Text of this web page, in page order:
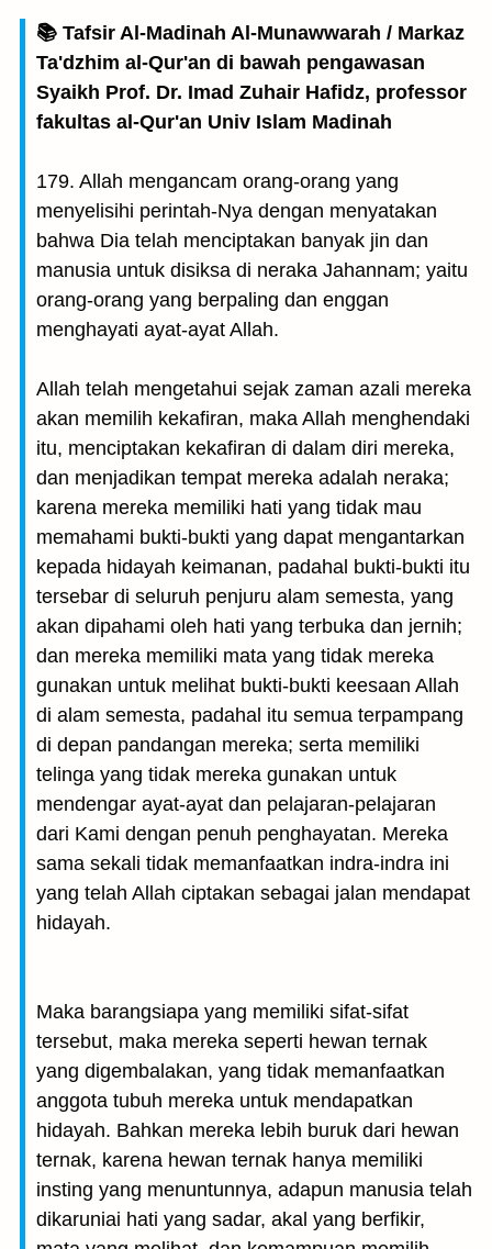
📚 Tafsir Al-Madinah Al-Munawwarah / Markaz
Ta'dzhim al-Qur'an di bawah pengawasan
Syaikh Prof. Dr. Imad Zuhair Hafidz, professor
fakultas al-Qur'an Univ Islam Madinah
179. Allah mengancam orang-orang yang
menyelisihi perintah-Nya dengan menyatakan
bahwa Dia telah menciptakan banyak jin dan
manusia untuk disiksa di neraka Jahannam; yaitu
orang-orang yang berpaling dan enggan
menghayati ayat-ayat Allah.
Allah telah mengetahui sejak zaman azali mereka
akan memilih kekafiran, maka Allah menghendaki
itu, menciptakan kekafiran di dalam diri mereka,
dan menjadikan tempat mereka adalah neraka;
karena mereka memiliki hati yang tidak mau
memahami bukti-bukti yang dapat mengantarkan
kepada hidayah keimanan, padahal bukti-bukti itu
tersebar di seluruh penjuru alam semesta, yang
akan dipahami oleh hati yang terbuka dan jernih;
dan mereka memiliki mata yang tidak mereka
gunakan untuk melihat bukti-bukti keesaan Allah
di alam semesta, padahal itu semua terpampang
di depan pandangan mereka; serta memiliki
telinga yang tidak mereka gunakan untuk
mendengar ayat-ayat dan pelajaran-pelajaran
dari Kami dengan penuh penghayatan. Mereka
sama sekali tidak memanfaatkan indra-indra ini
yang telah Allah ciptakan sebagai jalan mendapat
hidayah.
Maka barangsiapa yang memiliki sifat-sifat
tersebut, maka mereka seperti hewan ternak
yang digembalakan, yang tidak memanfaatkan
anggota tubuh mereka untuk mendapatkan
hidayah. Bahkan mereka lebih buruk dari hewan
ternak, karena hewan ternak hanya memiliki
insting yang menuntunnya, adapun manusia telah
dikaruniai hati yang sadar, akal yang berfikir,